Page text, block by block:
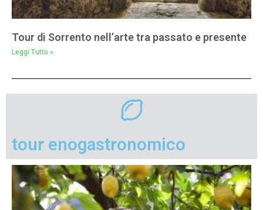
Tour di Sorrento nell’arte tra passato e presente
Leggi Tutto »
tour enogastronomico